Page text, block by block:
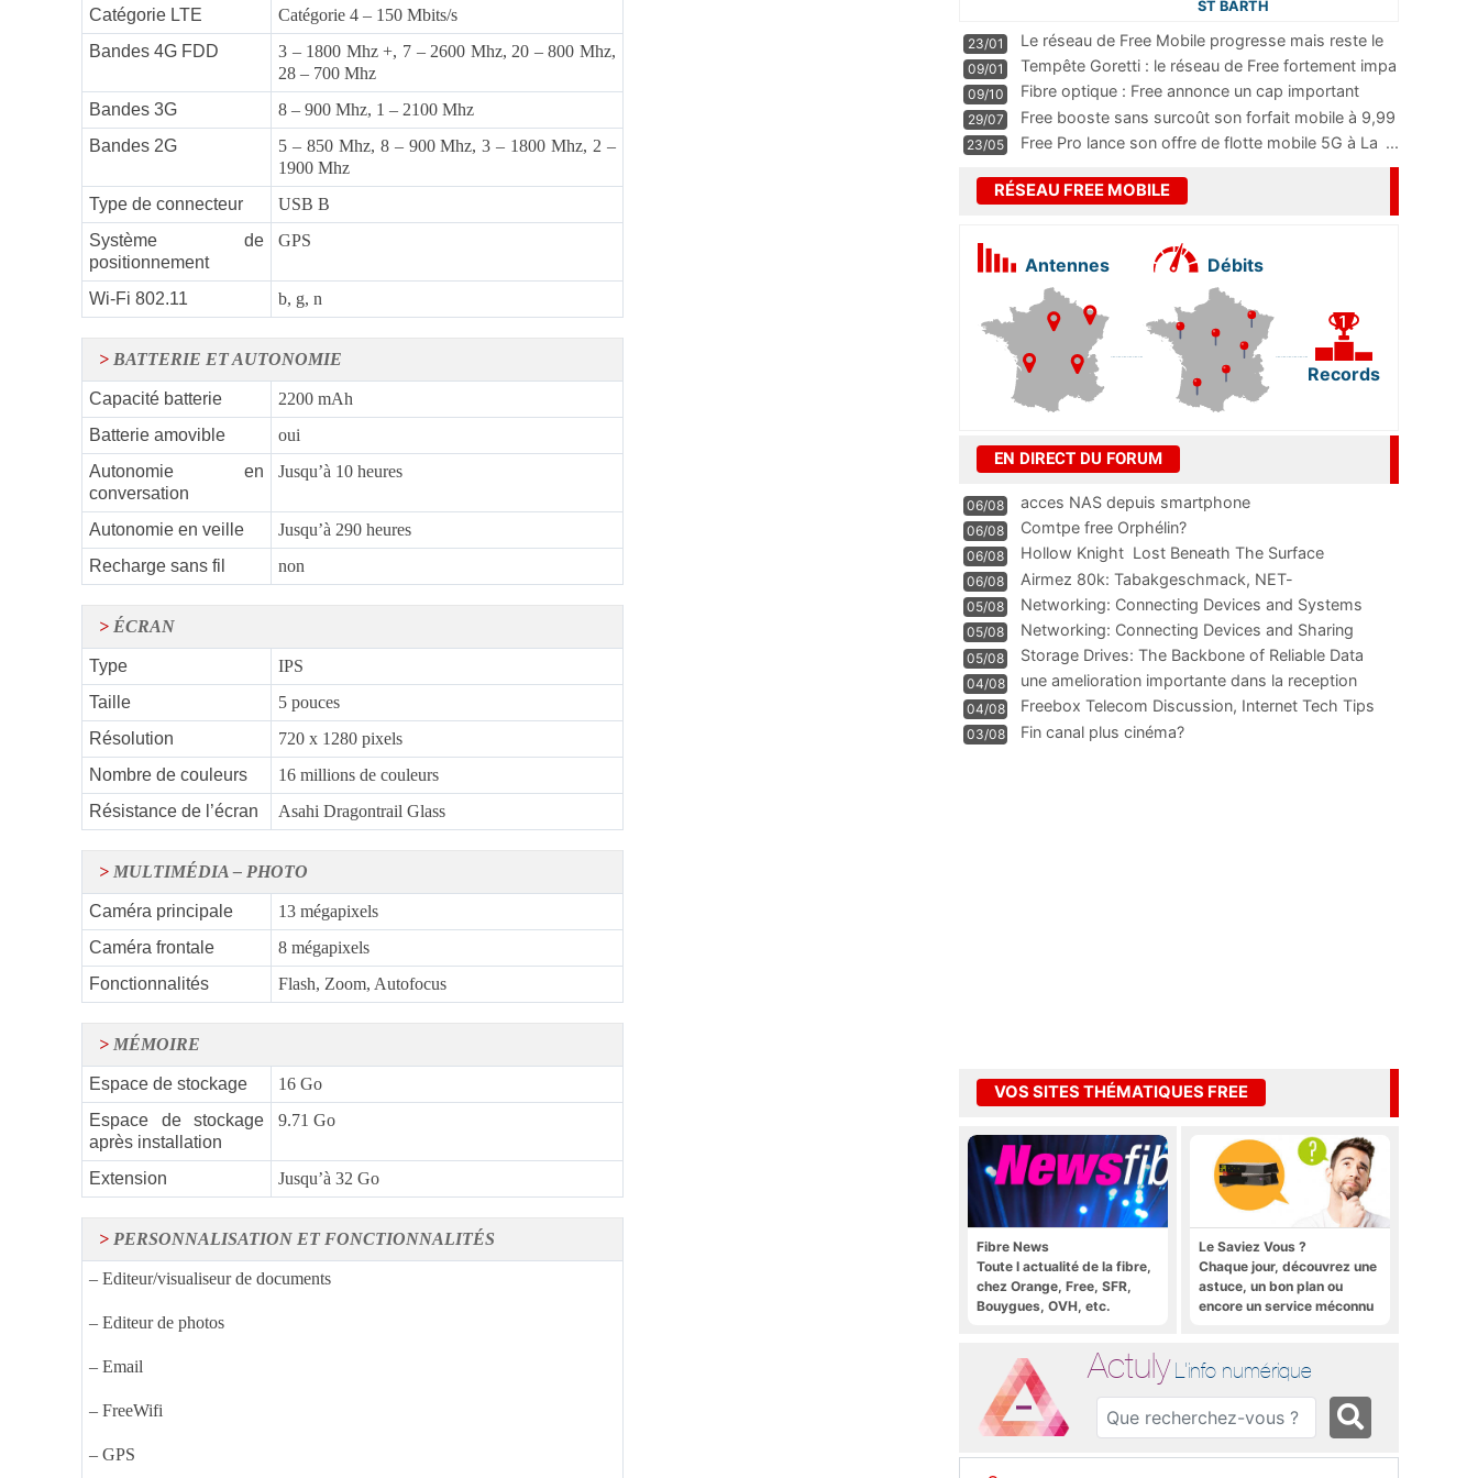
Catégorie LTE
Catégorie 4 – 150 Mbits/s
Bandes 4G FDD
3 – 1800 Mhz +, 7 – 2600 Mhz, 20 – 800 Mhz,
28 – 700 Mhz
Bandes 3G
8 – 900 Mhz, 1 – 2100 Mhz
Bandes 2G
5 – 850 Mhz, 8 – 900 Mhz, 3 – 1800 Mhz, 2 –
1900 Mhz
Type de connecteur
USB B
Système de
positionnement
GPS
Wi-Fi 802.11 b, g, n
> BATTERIE ET AUTONOMIE
Capacité batterie
2200 mAh
Batterie amovible
oui
Autonomie en
conversation
Jusqu’à 10 heures
Autonomie en veille
Jusqu’à 290 heures
Recharge sans fil
non
> ÉCRAN
Type
IPS
Taille
5 pouces
Résolution
720 x 1280 pixels
Nombre de couleurs
16 millions de couleurs
Résistance de l’écran
Asahi Dragontrail Glass
> MULTIMÉDIA – PHOTO
Caméra principale
13 mégapixels
Caméra frontale
8 mégapixels
Fonctionnalités
Flash, Zoom, Autofocus
> MÉMOIRE
Espace de stockage
16 Go
Espace de stockage
après installation
9.71 Go
Extension Jusqu’à 32 Go
> PERSONNALISATION ET FONCTIONNALITÉS
– Editeur/visualiseur de documents
– Editeur de photos
– Email
– FreeWifi
– GPS
ST BARTH
23/01
Le réseau de Free Mobile progresse mais reste le
m
...
09/01
Tempête Goretti : le réseau de Free fortement impa
09/10
Fibre optique : Free annonce un cap important
pass
...
29/07
Free booste sans surcoût son forfait mobile à 9,99
23/05 Free Pro lance son offre de flotte mobile 5G à La ...
RÉSEAU FREE MOBILE
Antennes Débits
Records
EN DIRECT DU FORUM
06/08 acces NAS depuis smartphone
06/08 Comtpe free Orphélin?
06/08 Hollow Knight  Lost Beneath The Surface
06/08
Airmez 80k: Tabakgeschmack, NET-
Technologie und Leistung im
05/08 Networking: Connecting Devices and Systems
05/08
Networking: Connecting Devices and Sharing
Information
05/08
Storage Drives: The Backbone of Reliable Data
Management
04/08
une amelioration importante dans la reception
WIFI
04/08
Freebox Telecom Discussion, Internet Tech Tips
Communi
03/08 Fin canal plus cinéma?
VOS SITES THÉMATIQUES FREE
Fibre News
Toute l actualité de la fibre,
chez Orange, Free, SFR,
Bouygues, OVH, etc.
Le Saviez Vous ?
Chaque jour, découvrez une
astuce, un bon plan ou
encore un service méconnu
Actuly L'info numérique